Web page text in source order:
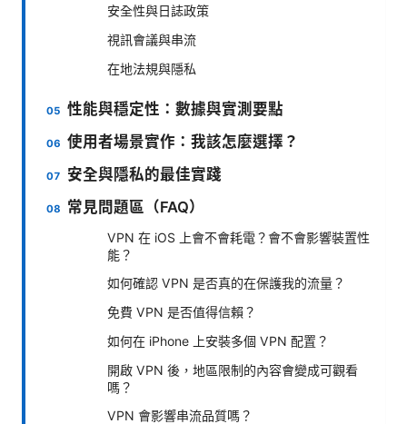
安全性與日誌政策
視訊會議與串流
在地法規與隱私
性能與穩定性：數據與實測要點
使用者場景實作：我該怎麼選擇？
安全與隱私的最佳實踐
常見問題區（FAQ）
VPN 在 iOS 上會不會耗電？會不會影響裝置性
能？
如何確認 VPN 是否真的在保護我的流量？
免費 VPN 是否值得信賴？
如何在 iPhone 上安裝多個 VPN 配置？
開啟 VPN 後，地區限制的內容會變成可觀看
嗎？
VPN 會影響串流品質嗎？